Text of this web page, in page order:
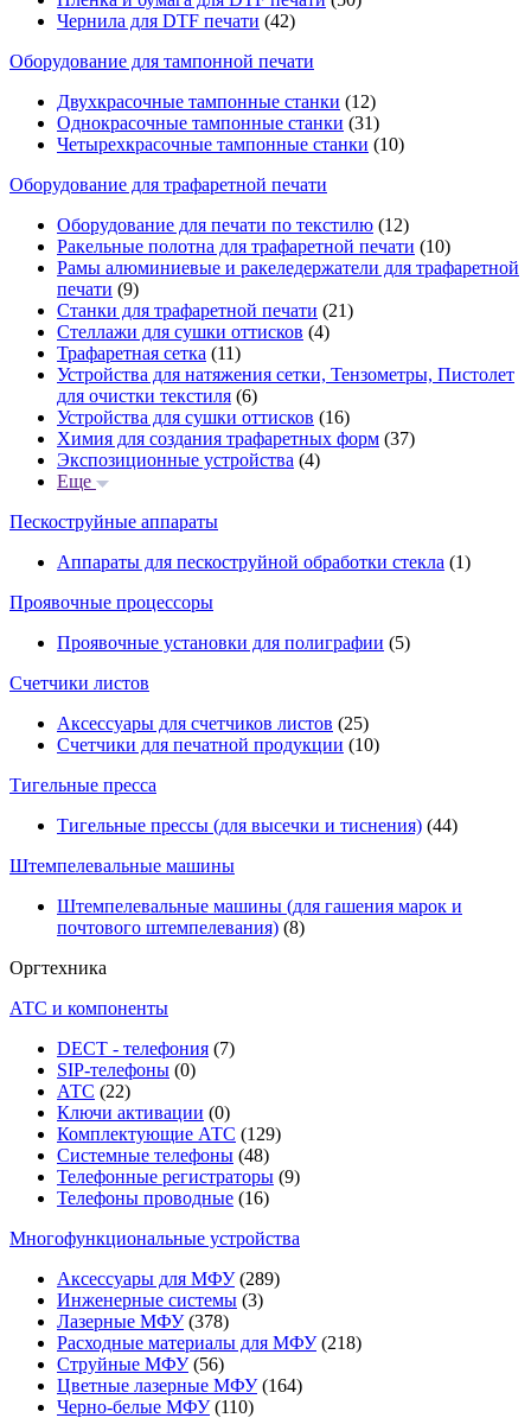
Чернила для DTF печати (42)
Оборудование для тампонной печати
Двухкрасочные тампонные станки (12)
Однокрасочные тампонные станки (31)
Четырехкрасочные тампонные станки (10)
Оборудование для трафаретной печати
Оборудование для печати по текстилю (12)
Ракельные полотна для трафаретной печати (10)
Рамы алюминиевые и ракеледержатели для трафаретной
печати (9)
Станки для трафаретной печати (21)
Стеллажи для сушки оттисков (4)
Трафаретная сетка (11)
Устройства для натяжения сетки, Тензометры, Пистолет
для очистки текстиля (6)
Устройства для сушки оттисков (16)
Химия для создания трафаретных форм (37)
Экспозиционные устройства (4)
Еще
Пескоструйные аппараты
Аппараты для пескоструйной обработки стекла (1)
Проявочные процессоры
Проявочные установки для полиграфии (5)
Счетчики листов
Аксессуары для счетчиков листов (25)
Счетчики для печатной продукции (10)
Тигельные пресса
Тигельные прессы (для высечки и тиснения) (44)
Штемпелевальные машины
Штемпелевальные машины (для гашения марок и
почтового штемпелевания) (8)
Оргтехника
АТС и компоненты
DECT - телефония (7)
SIP-телефоны (0)
АТС (22)
Ключи активации (0)
Комплектующие АТС (129)
Системные телефоны (48)
Телефонные регистраторы (9)
Телефоны проводные (16)
Многофункциональные устройства
Аксессуары для МФУ(289)
Инженерные системы (3)
Лазерные МФУ(378)
Расходные материалы для МФУ(218)
Струйные МФУ(56)
Цветные лазерные МФУ(164)
Черно-белые МФУ(110)